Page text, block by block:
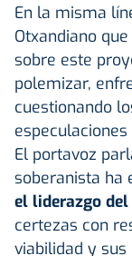
En la misma
Otxandiano que
sobre este
polemizar,
cuestionando
El portavoz
soberanista ha
el liderazgo
certezas con
viabilidad y